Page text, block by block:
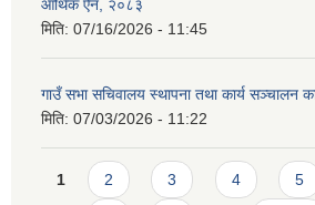
आर्थिक ऐन, २०८३
मिति: 07/16/2026 - 11:45
गाउँ सभा सचिवालय स्थापना तथा कार्य सञ्चालन
मिति: 07/03/2026 - 11:22
Pages
1 2 3 4 5